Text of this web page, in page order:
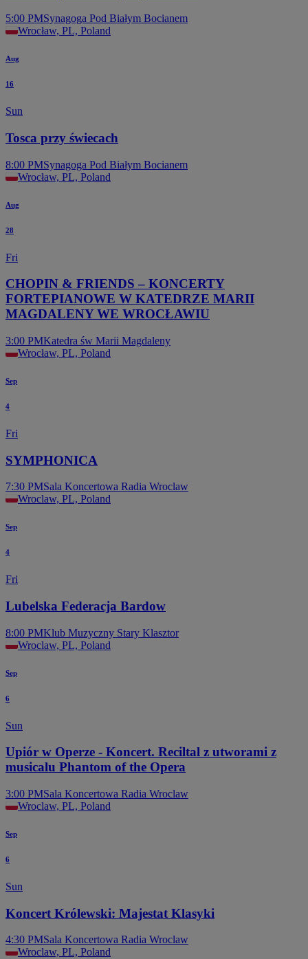
5:00 PMSynagoga Pod Białym Bocianem
Wrocław, PL, Poland
Aug
16
Sun
Tosca przy świecach
8:00 PMSynagoga Pod Białym Bocianem
Wrocław, PL, Poland
Aug
28
Fri
CHOPIN & FRIENDS – KONCERTY
FORTEPIANOWE W KATEDRZE MARII
MAGDALENY WE WROCŁAWIU
3:00 PMKatedra św Marii Magdaleny
Wrocław, PL, Poland
Sep
4
Fri
SYMPHONICA
7:30 PMSala Koncertowa Radia Wroclaw
Wroclaw, PL, Poland
Sep
4
Fri
Lubelska Federacja Bardow
8:00 PMKlub Muzyczny Stary Klasztor
Wroclaw, PL, Poland
Sep
6
Sun
Upiór w Operze - Koncert. Reciltal z utworami z
musicalu Phantom of the Opera
3:00 PMSala Koncertowa Radia Wroclaw
Wroclaw, PL, Poland
Sep
6
Sun
Koncert Królewski: Majestat Klasyki
4:30 PMSala Koncertowa Radia Wroclaw
Wroclaw, PL, Poland